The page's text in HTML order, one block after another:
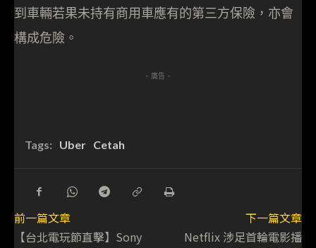
到車輛若果未持有商用車應有的第三方保險，亦會
構成危險。
- 廣告 -
Tags: Uber Cetah
前一篇文章
【台北電玩節直擊】Sony
下一篇文章
Netflix 涉足首輪電影播